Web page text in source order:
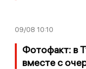
09/08 10:10
Фотофакт: в
вместе с